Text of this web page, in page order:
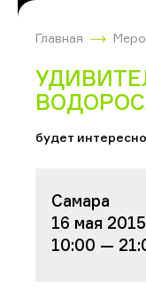
Главная
будет
Самара
16 мая 2015
10:00 —